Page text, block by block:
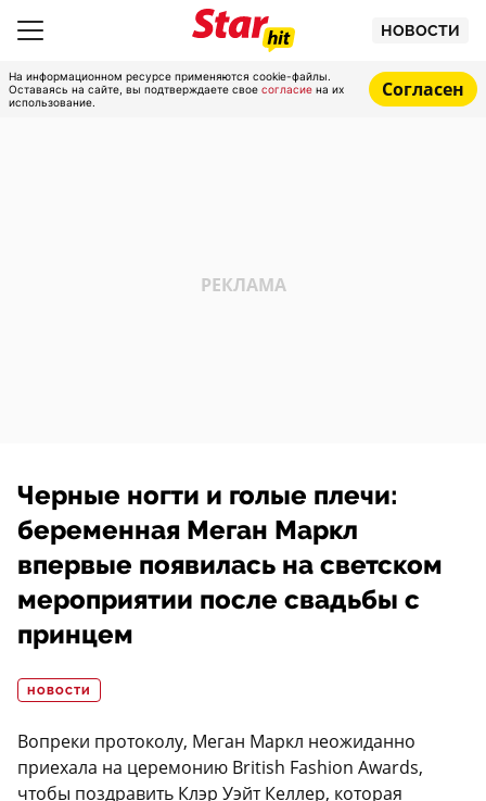
НОВОСТИ
На информационном ресурсе применяются cookie-файлы.
Оставаясь на сайте, вы подтверждаете свое согласие на их
использование.
Согласен
Черные ногти и голые плечи:
беременная Меган Маркл
впервые появилась на светском
мероприятии после свадьбы с
принцем
НОВОСТИ
Вопреки протоколу, Меган Маркл неожиданно
приехала на церемонию British Fashion Awards,
чтобы поздравить Клэр Уэйт Келлер, которая